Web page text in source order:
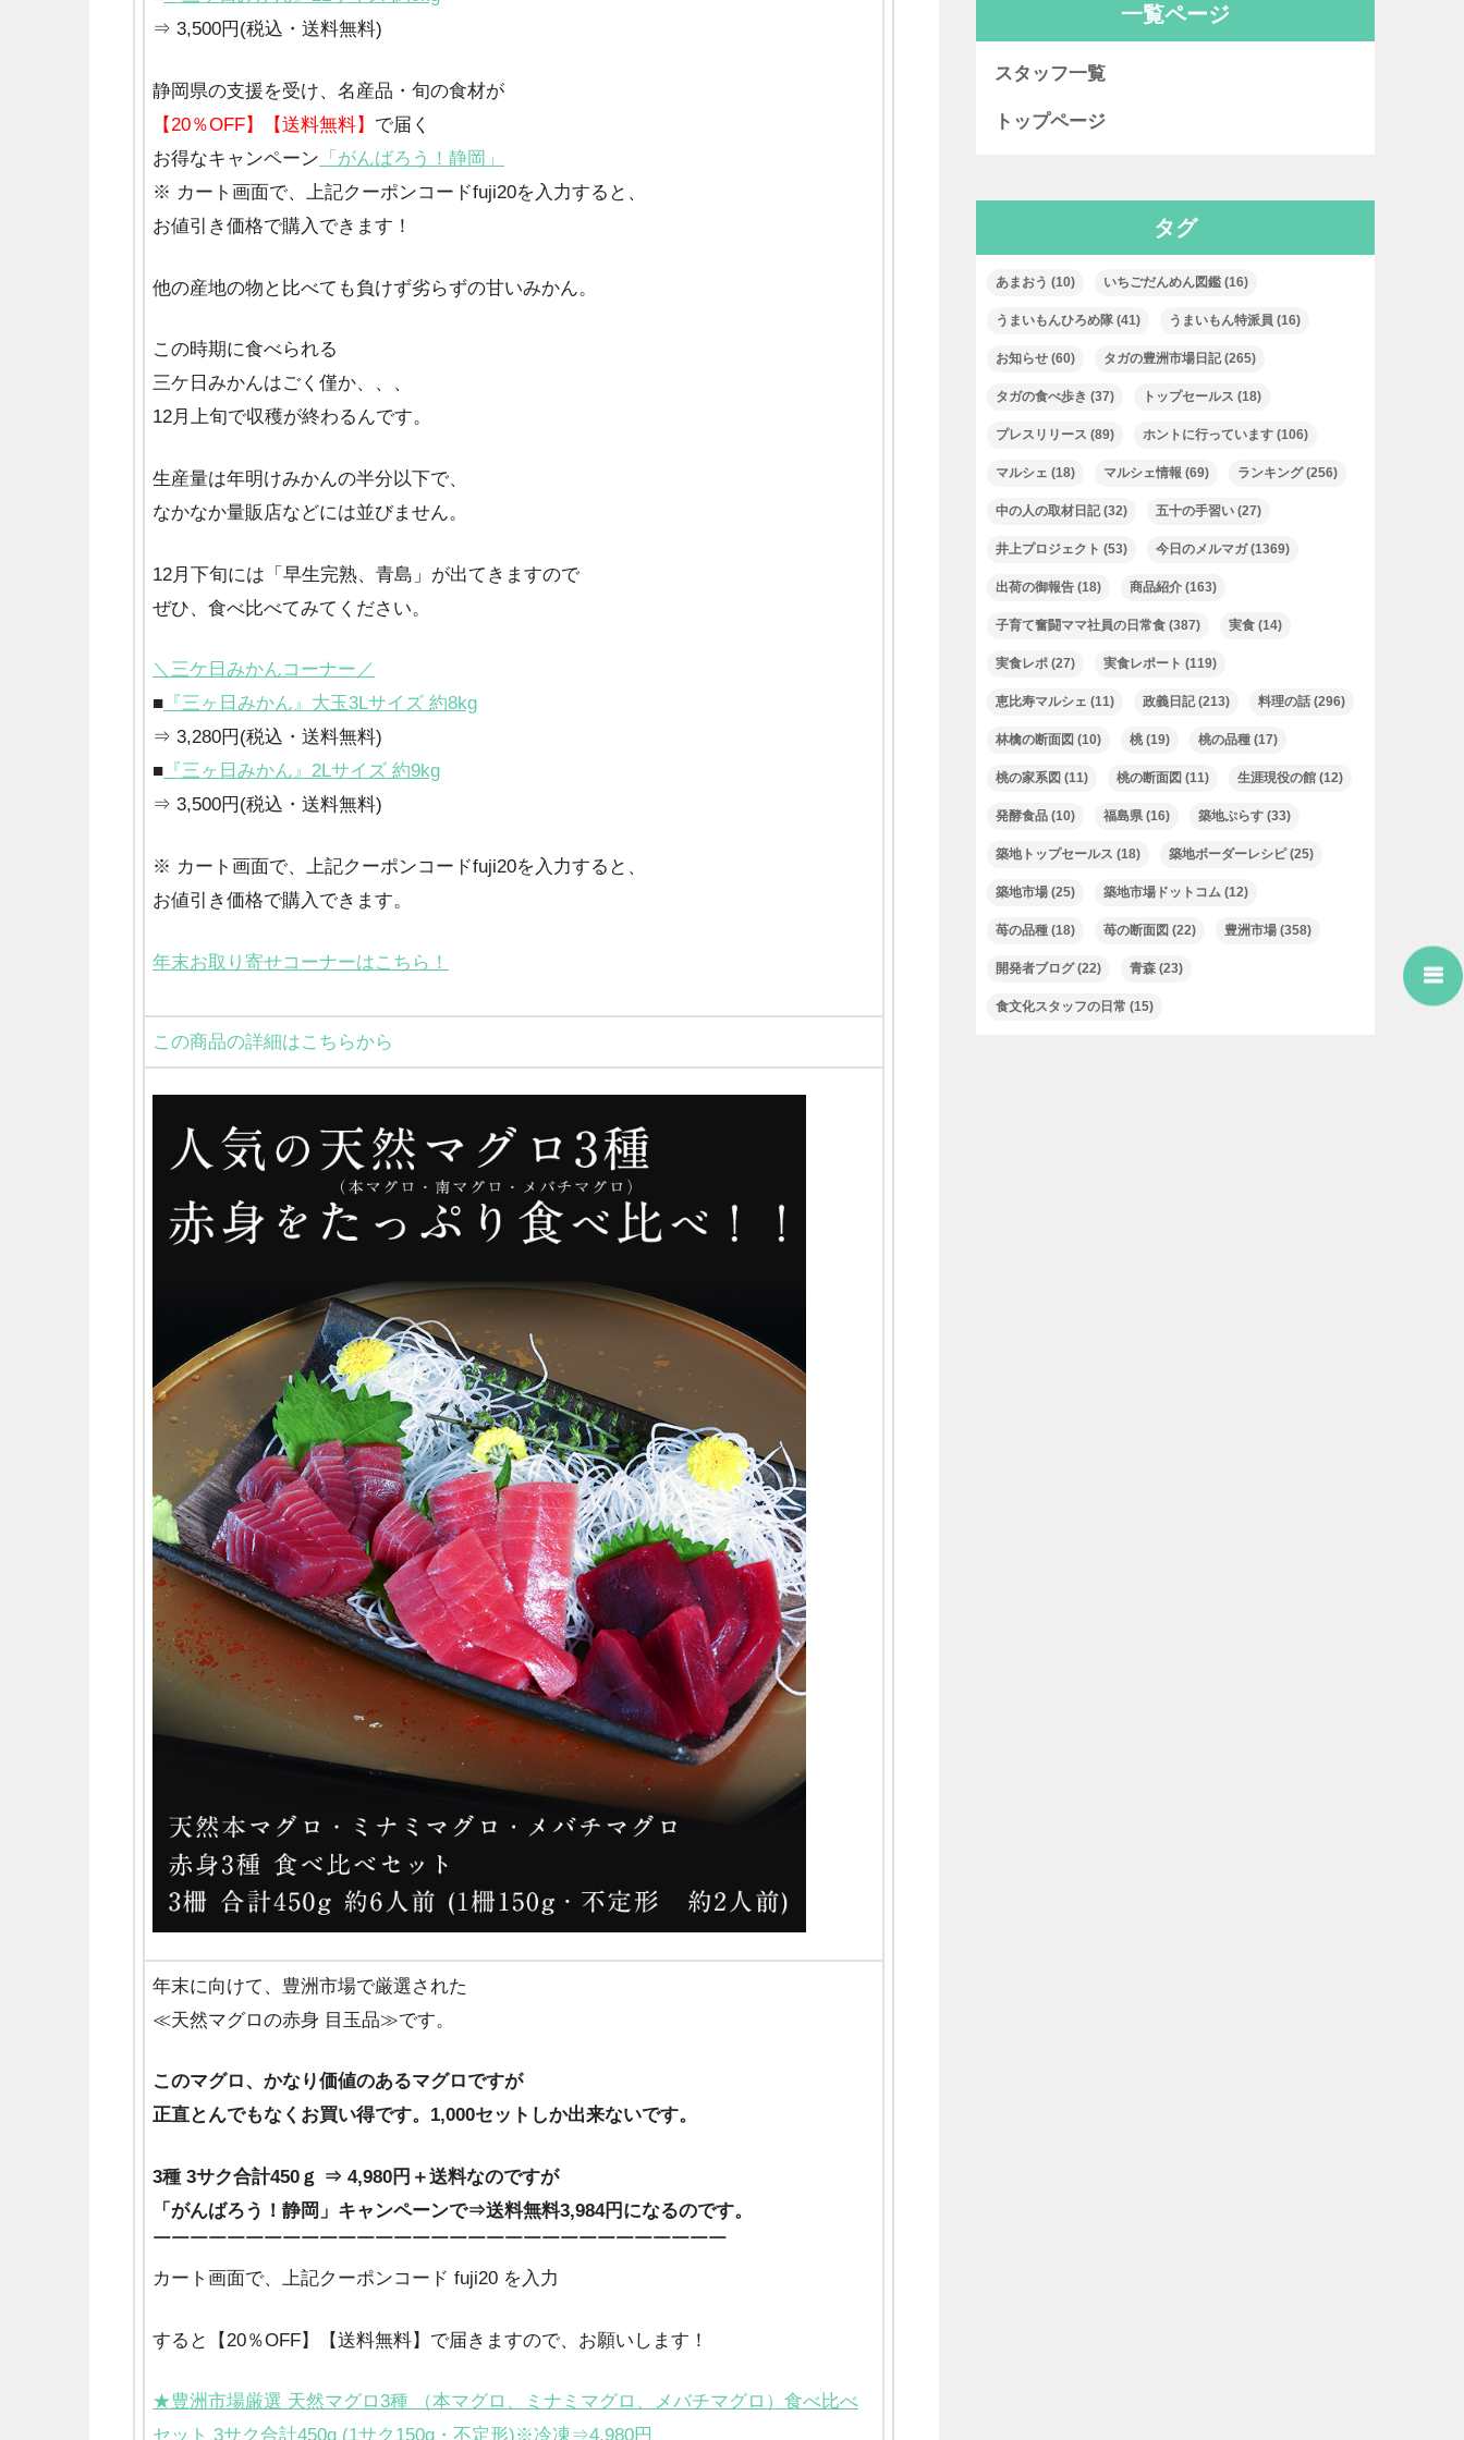
⇒ 3,500円(税込・送料無料)
静岡県の支援を受け、名産品・旬の食材が
【20％OFF】【送料無料】 で届く
お得なキャンペーン 「がんばろう！静岡」
※ カート画面で、上記クーポンコードfuji20を入力すると、
お値引き価格で購入できます！
他の産地の物と比べても負けず劣らずの甘いみかん。
この時期に食べられる
三ケ日みかんはごく僅か、、、
12月上旬で収穫が終わるんです。
生産量は年明けみかんの半分以下で、
なかなか量販店などには並びません。
12月下旬には「早生完熟、青島」が出てきますので
ぜひ、食べ比べてみてください。
＼三ケ日みかんコーナー／
■ 『三ヶ日みかん』大玉3Lサイズ 約8kg
⇒ 3,280円(税込・送料無料)
■ 『三ヶ日みかん』2Lサイズ 約9kg
⇒ 3,500円(税込・送料無料)
※ カート画面で、上記クーポンコードfuji20を入力すると、
お値引き価格で購入できます。
年末お取り寄せコーナーはこちら！
この商品の詳細はこちらから
年末に向けて、豊洲市場で厳選された
≪天然マグロの赤身 目玉品≫です。
このマグロ、かなり価値のあるマグロですが
正直とんでもなくお買い得です。1,000セットしか出来ないです。
3種 3サク合計450ｇ ⇒ 4,980円＋送料なのですが
「がんばろう！静岡」キャンペーンで⇒送料無料3,984円になるのです。
￣￣￣￣￣￣￣￣￣￣￣￣￣￣￣￣￣￣￣￣￣￣￣￣￣￣￣￣￣￣￣
カート画面で、上記クーポンコード fuji20 を入力
すると【20％OFF】【送料無料】で届きますので、お願いします！
★豊洲市場厳選 天然マグロ3種 （本マグロ、ミナミマグロ、メバチマグロ）食べ比べ
セット 3サク合計450g (1サク150g・不定形)※冷凍⇒4,980円
一覧ページ
スタッフ一覧
トップページ
タグ
あまおう (10) いちごだんめん図鑑 (16)
うまいもんひろめ隊 (41) うまいもん特派員 (16)
お知らせ (60) タガの豊洲市場日記(265)
タガの食べ歩き (37) トップセールス (18)
プレスリリース (89) ホントに行っています (106)
マルシェ (18) マルシェ情報 (69) ランキング(256)
中の人の取材日記(32) 五十の手習い (27)
井上プロジェクト (53) 今日のメルマガ(1369)
出荷の御報告 (18) 商品紹介 (163)
子育て奮闘ママ社員の日常食 (387) 実食 (14)
実食レポ (27) 実食レポート (119)
恵比寿マルシェ (11) 政義日記(213) 料理の話 (296)
林檎の断面図 (10) 桃(19) 桃の品種 (17)
桃の家系図 (11) 桃の断面図 (11) 生涯現役の館 (12)
発酵食品 (10) 福島県 (16) 築地ぷらす (33)
築地トップセールス (18) 築地ボーダーレシピ(25)
築地市場 (25) 築地市場ドットコム (12)
苺の品種 (18) 苺の断面図 (22) 豊洲市場 (358)
開発者ブログ(22) 青森 (23)
食文化スタッフの日常 (15)